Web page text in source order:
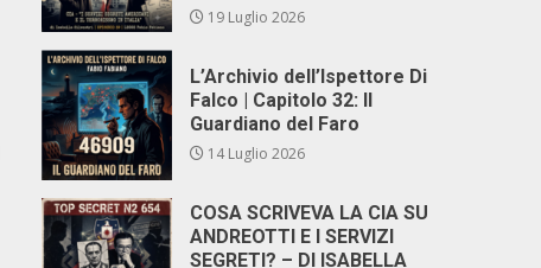
19 Luglio 2026
L’Archivio dell’Ispettore Di
Falco | Capitolo 32: Il
Guardiano del Faro
14 Luglio 2026
COSA SCRIVEVA LA CIA SU
ANDREOTTI E I SERVIZI
SEGRETI? – DI ISABELLA